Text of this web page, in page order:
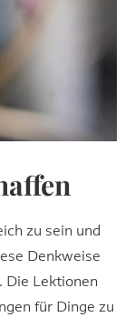
zu sein und
Denkweise
Die Lektionen
für Dinge zu